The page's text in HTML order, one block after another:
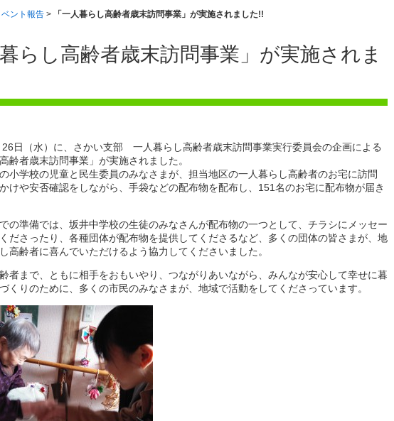
ント報告 > 「一人暮らし高齢者歳末訪問事業」が実施されました!!
暮らし高齢者歳末訪問事業」が実施されま
日（水）に、さかい支部 一人暮らし高齢者歳末訪問事業実行委員会の企画による
齢者歳末訪問事業」が実施されました。
小学校の児童と民生委員のみなさまが、担当地区の一人暮らし高齢者のお宅に訪問
けや安否確認をしながら、手袋などの配布物を配布し、151名のお宅に配布物が届き
の準備では、坂井中学校の生徒のみなさんが配布物の一つとして、チラシにメッセー
ださったり、各種団体が配布物を提供してくださるなど、多くの団体の皆さまが、地
高齢者に喜んでいただけるよう協力してくださいました。
者まで、ともに相手をおもいやり、つながりあいながら、みんなが安心して幸せに暮
くりのために、多くの市民のみなさまが、地域で活動をしてくださっています。